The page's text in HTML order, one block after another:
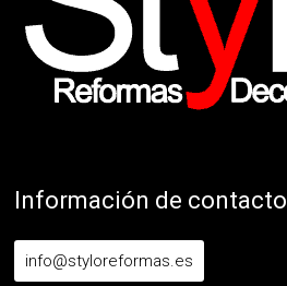
Información de contacto
info@styloreformas.es